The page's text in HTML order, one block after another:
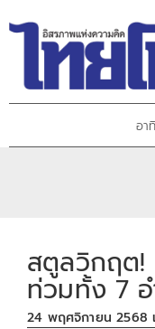
อา
สตูลวิกฤต!
ท่วมทั้ง 7 อ
24 พฤศจิกายน 2568 เ